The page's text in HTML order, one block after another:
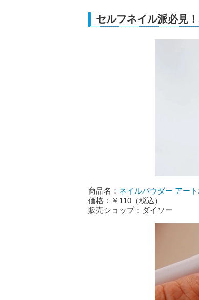
セルフネイル派必見
商品名： ネイルパウダー アー
価格：￥110（税込）
販売ショップ：ダイソー